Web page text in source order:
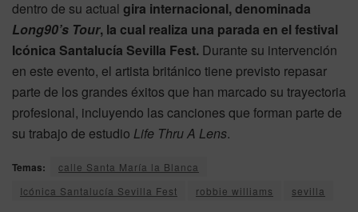
dentro de su actual gira internacional, denominada
Long90’s Tour, la cual realiza una parada en el festival
Icónica Santalucía Sevilla Fest. Durante su intervención
en este evento, el artista británico tiene previsto repasar
parte de los grandes éxitos que han marcado su trayectoria
profesional, incluyendo las canciones que forman parte de
su trabajo de estudio Life Thru A Lens.
Temas:
calle Santa María la Blanca
Icónica Santalucía Sevilla Fest
robbie williams sevilla